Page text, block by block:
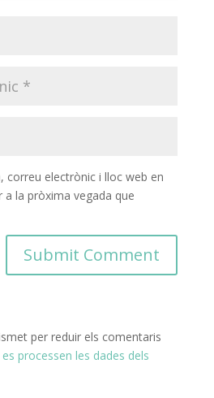
correu electrònic i lloc web en
a la pròxima vegada que
per reduir els comentaris
processen les dades dels